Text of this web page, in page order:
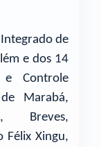
de
e dos 14
e Controle
Marabá,
Breves,
Félix Xingu,